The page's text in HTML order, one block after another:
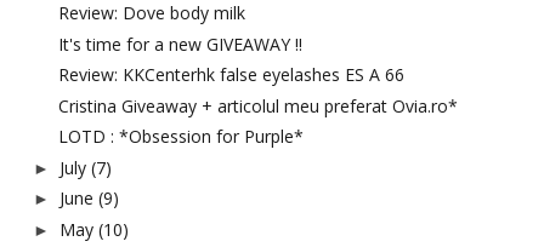
Review: Dove body milk
It's time for a new GIVEAWAY !!
Review: KKCenterhk false eyelashes ES A 66
Cristina Giveaway + articolul meu preferat Ovia.ro*
LOTD : *Obsession for Purple*
► July (7)
► June (9)
► May (10)